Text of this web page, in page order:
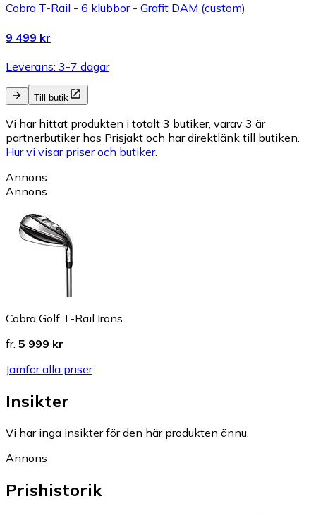
Cobra T-Rail - 6 klubbor - Grafit DAM (custom)
9 499 kr
Leverans: 3-7 dagar
Till butik
Vi har hittat produkten i totalt 3 butiker, varav 3 är
partnerbutiker hos Prisjakt och har direktlänk till butiken.
Hur vi visar priser och butiker.
Annons
Annons
Cobra Golf T-Rail Irons
fr. 5 999 kr
Jämför alla priser
Insikter
Vi har inga insikter för den här produkten ännu.
Annons
Prishistorik